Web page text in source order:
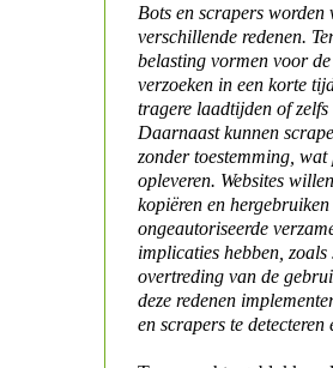
Bots en scrapers worden
verschillende redenen.
belasting vormen voor
verzoeken in een korte
tragere laadtijden of
Daarnaast kunnen
zonder toestemming,
opleveren. Websites
kopiëren en
ongeautoriseerde
implicaties hebben,
overtreding van de
deze redenen
en scrapers te detecteren